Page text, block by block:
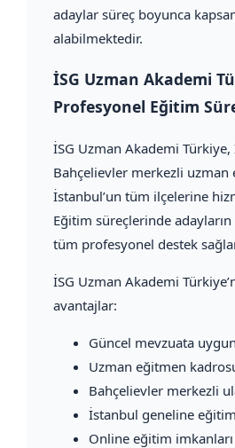
adaylar süreç boyunca
alabilmektedir.
İSG Uzman Akademi
Profesyonel Eğitim
İSG Uzman Akademi Türkiye,
Bahçelievler merkezli uzman
İstanbul’un tüm ilçelerine
Eğitim süreçlerinde
tüm profesyonel destek
İSG Uzman Akademi
avantajlar:
Güncel mevzuata
Uzman eğitmen
Bahçelievler merkezli
İstanbul geneline
Online eğitim imkanları